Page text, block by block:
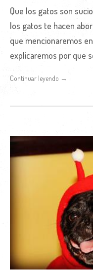
Que los gatos son
los gatos te hacen
que mencionaremos
explicaremos por que
Continuar leyendo →